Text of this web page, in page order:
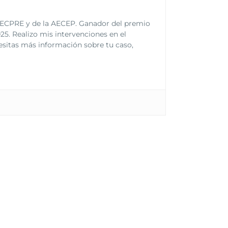
y de la AECEP. Ganador del premio
Realizo mis intervenciones en el
más información sobre tu caso,